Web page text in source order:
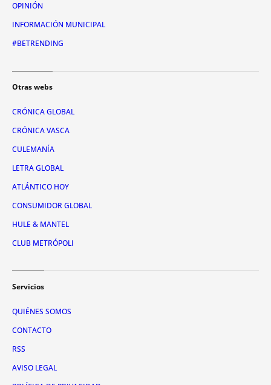
OPINIÓN
INFORMACIÓN MUNICIPAL
#BETRENDING
Otras webs
CRÓNICA GLOBAL
CRÓNICA VASCA
CULEMANÍA
LETRA GLOBAL
ATLÁNTICO HOY
CONSUMIDOR GLOBAL
HULE & MANTEL
CLUB METRÓPOLI
Servicios
QUIÉNES SOMOS
CONTACTO
RSS
AVISO LEGAL